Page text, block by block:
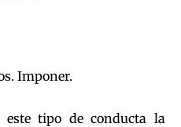
Imponer.
este tipo de conducta la